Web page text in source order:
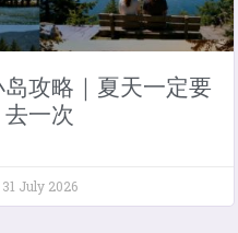
攻略｜夏天一定要
去一次
31 July 2026